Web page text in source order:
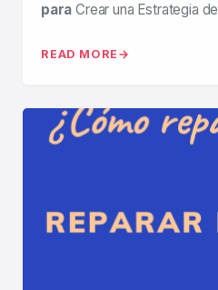
para Crear una Estrategia de
READ MORE